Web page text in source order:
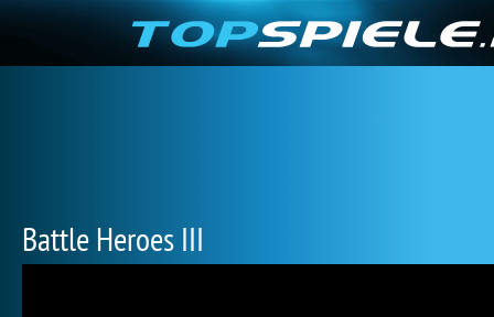
Battle Heroes III